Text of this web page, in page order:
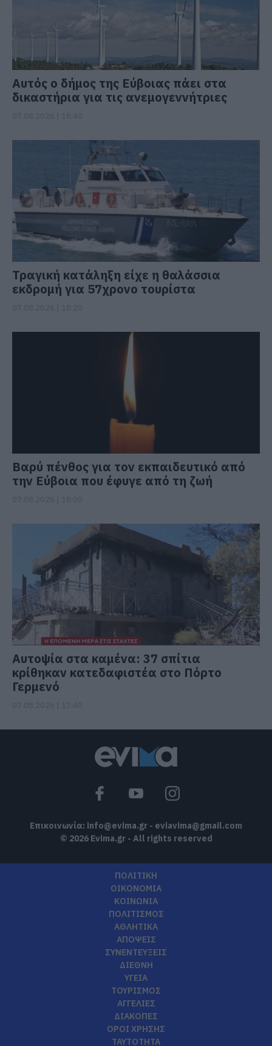
Αυτός ο δήμος της Εύβοιας πάει στα
δικαστήρια για τις ανεμογεννήτριες
Τραγική κατάληξη είχε η θαλάσσια
εκδρομή για 57χρονο τουρίστα
Βαρύ πένθος για τον εκπαιδευτικό από
την Εύβοια που έφυγε από τη ζωή
Αυτοψία στα καμένα: 37 σπίτια
κρίθηκαν κατεδαφιστέα στο Πόρτο
Γερμενό
Επικοινωνία: info@evima.gr - eviavima@gmail.com
© 2026 Evima.gr - All rights reserved
ΠΟΛΙΤΙΚΗ
ΟΙΚΟΝΟΜΙΑ
ΚΟΙΝΩΝΙΑ
ΠΟΛΙΤΙΣΜΟΣ
ΑΘΛΗΤΙΚΑ
ΑΠΟΨΕΙΣ
ΣΥΝΕΝΤΕΥΞΕΙΣ
ΔΙΕΘΝΗ
ΥΓΕΙΑ
ΤΟΥΡΙΣΜΟΣ
ΑΓΓΕΛΙΕΣ
ΔΙΑΚΟΠΕΣ
ΟΡΟΙ ΧΡΗΣΗΣ
ΤΑΥΤΟΤΗΤΑ